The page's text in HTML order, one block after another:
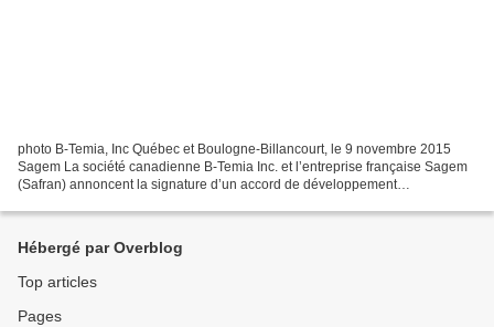
photo B-Temia, Inc Québec et Boulogne-Billancourt, le 9 novembre 2015
Sagem La société canadienne B-Temia Inc. et l’entreprise française Sagem
(Safran) annoncent la signature d’un accord de développement
Hébergé par Overblog
Top articles
Pages